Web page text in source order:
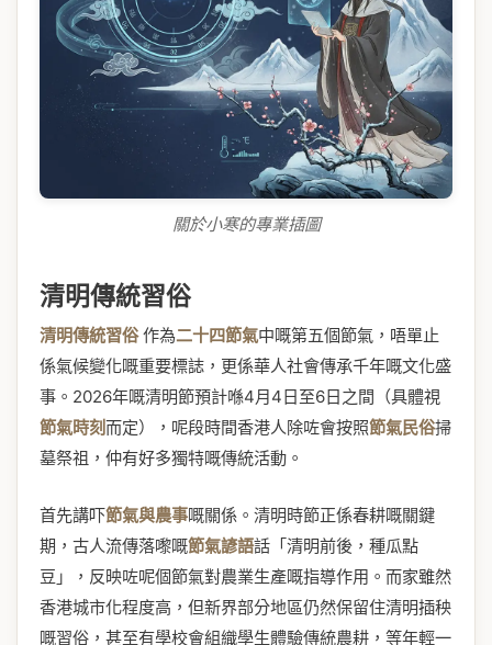
關於小寒的專業插圖
清明傳統習俗
清明傳統習俗作為二十四節氣中嘅第五個節氣，唔單止
係氣候變化嘅重要標誌，更係華人社會傳承千年嘅文化盛
事。2026年嘅清明節預計喺4月4日至6日之間（具體視
節氣時刻而定），呢段時間香港人除咗會按照節氣民俗掃
墓祭祖，仲有好多獨特嘅傳統活動。
首先講吓節氣與農事嘅關係。清明時節正係春耕嘅關鍵
期，古人流傳落嚟嘅節氣諺語話「清明前後，種瓜點
豆」，反映咗呢個節氣對農業生產嘅指導作用。而家雖然
香港城市化程度高，但新界部分地區仍然保留住清明插秧
嘅習俗，甚至有學校會組織學生體驗傳統農耕，等年輕一